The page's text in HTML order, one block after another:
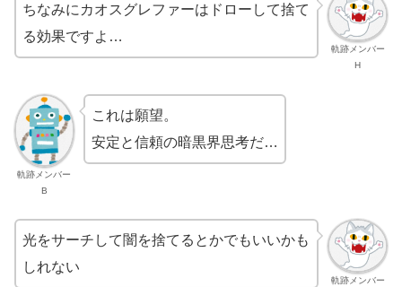
軌跡メンバー
H
ちなみにカオスグレファーはドローして捨て
る効果ですよ…
軌跡メンバー
B
これは願望。
安定と信頼の暗黒界思考だ…
軌跡メンバー
光をサーチして闇を捨てるとかでもいいかも
しれない